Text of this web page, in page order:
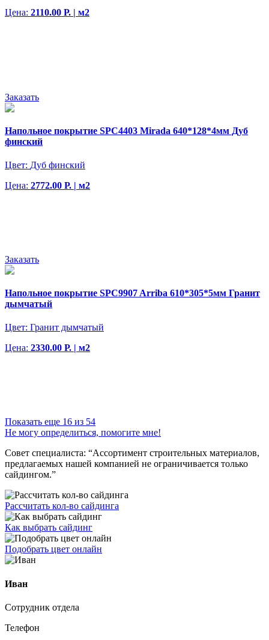
Цена: 2110.00 Р. | м2
Заказать
Напольное покрытие SPC4403 Mirada 640*128*4мм Дуб
финский
Цвет: Дуб финский
Цена: 2772.00 Р. | м2
Заказать
Напольное покрытие SPC9907 Arriba 610*305*5мм Гранит
дымчатый
Цвет: Гранит дымчатый
Цена: 2330.00 Р. | м2
Показать еще 16 из 54
Не могу определиться, помогите мне!
Совет специалиста: “Ассортимент строительных материалов,
предлагаемых нашей компанией не ограничивается только
сайдингом.”
Рассчитать кол-во сайдинга
Как выбрать сайдинг
Подобрать цвет онлайн
Иван
Сотрудник отдела
Телефон